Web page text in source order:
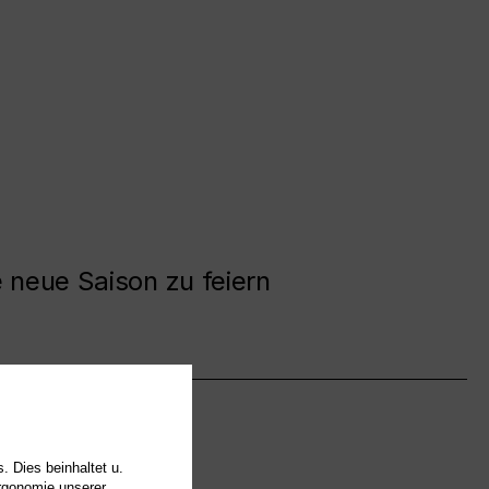
Saison zu feiern
Dies beinhaltet u.